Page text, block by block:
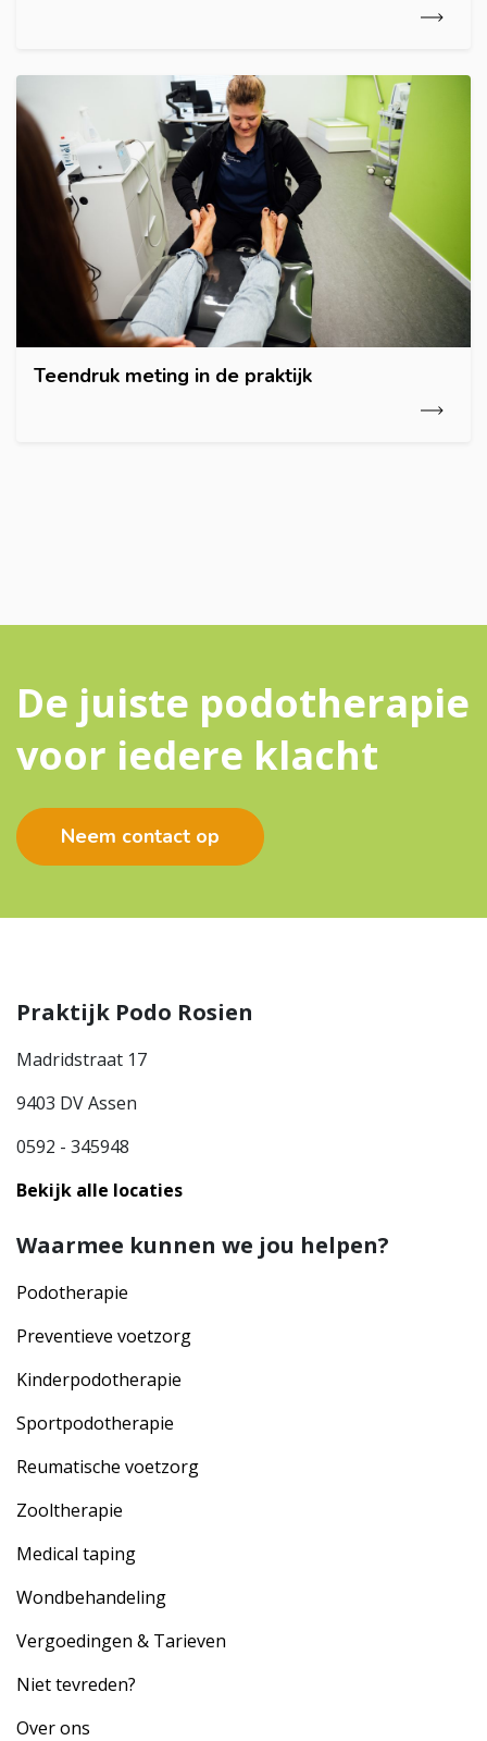
Teendruk meting in de praktijk
De juiste podotherapie
voor iedere klacht
Neem contact op
Praktijk Podo Rosien
Madridstraat 17
9403 DV Assen
0592 - 345948
Bekijk alle locaties
Waarmee kunnen we jou helpen?
Podotherapie
Preventieve voetzorg
Kinderpodotherapie
Sportpodotherapie
Reumatische voetzorg
Zooltherapie
Medical taping
Wondbehandeling
Vergoedingen & Tarieven
Niet tevreden?
Over ons